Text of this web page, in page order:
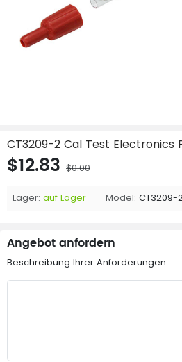
CT3209-2 Cal Test Electronics
$12.83 $0.00
Lager: auf Lager Model: CT3209-
Angebot anfordern
Beschreibung Ihrer Anforderungen